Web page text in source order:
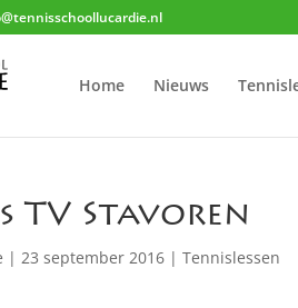
Home Nieuws
TV Stavoren
|23 september 2016 |Tennislessen